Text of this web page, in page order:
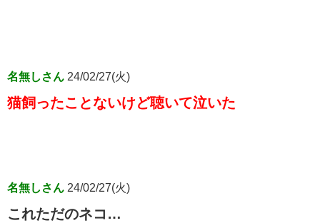
名無しさん 24/02/27(火)
猫飼ったことないけど聴いて泣いた
名無しさん 24/02/27(火)
これただのネコ…